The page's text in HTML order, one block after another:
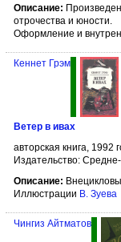
Описание:
отрочества и юности.
Оформление и
Кеннет Грэм
Ветер в ивах
авторская книга, 1992
Издательство:
Описание:
Иллюстрации В. Зуева
Чингиз Айтматов